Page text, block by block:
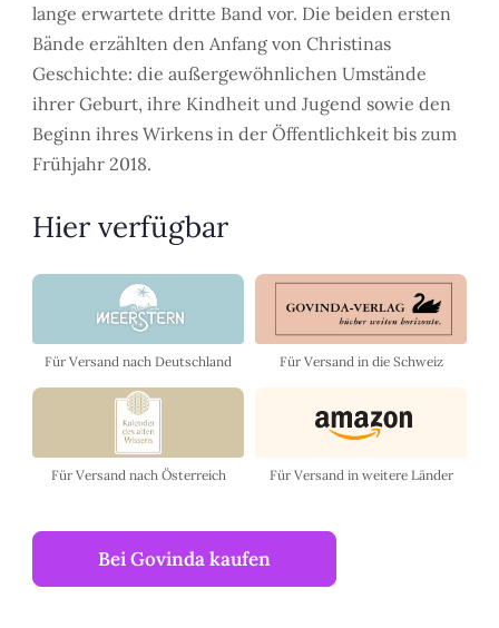
lange erwartete dritte Band vor. Die beiden ersten
Bände erzählten den Anfang von Christinas
Geschichte: die außergewöhnlichen Umstände
ihrer Geburt, ihre Kindheit und Jugend sowie den
Beginn ihres Wirkens in der Öffentlichkeit bis zum
Frühjahr 2018.
Hier verfügbar
Für Versand nach Deutschland Für Versand in die Schweiz
Für Versand nach Österreich Für Versand in weitere Länder
Bei Govinda kaufen